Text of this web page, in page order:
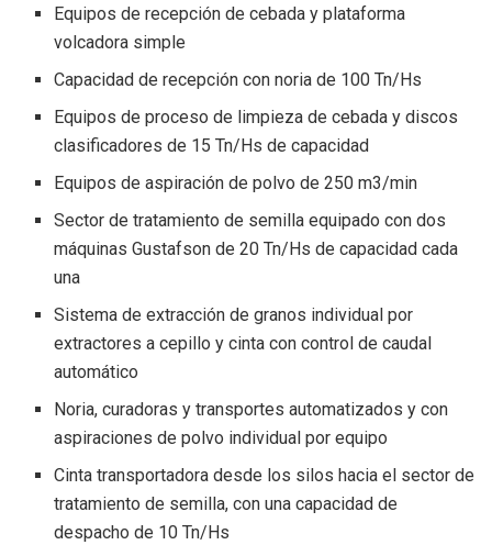
Equipos de recepción de cebada y plataforma
volcadora simple
Capacidad de recepción con noria de 100 Tn/Hs
Equipos de proceso de limpieza de cebada y discos
clasificadores de 15 Tn/Hs de capacidad
Equipos de aspiración de polvo de 250 m3/min
Sector de tratamiento de semilla equipado con dos
máquinas Gustafson de 20 Tn/Hs de capacidad cada
una
Sistema de extracción de granos individual por
extractores a cepillo y cinta con control de caudal
automático
Noria, curadoras y transportes automatizados y con
aspiraciones de polvo individual por equipo
Cinta transportadora desde los silos hacia el sector de
tratamiento de semilla, con una capacidad de
despacho de 10 Tn/Hs